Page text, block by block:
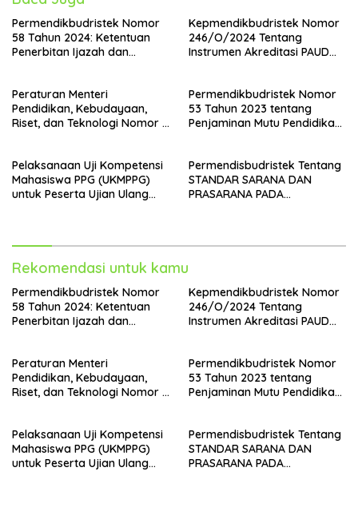
Permendikbudristek Nomor
58 Tahun 2024: Ketentuan
Penerbitan Ijazah dan
Kepmendikbudristek Nomor
246/O/2024 Tentang
Instrumen Akreditasi PAUD
Peraturan Menteri
Pendidikan, Kebudayaan,
Riset, dan Teknologi Nomor 8
Usia Dini, Jenjang Pendidikan
Dasar, dan Jenjang
Pendidikan Menengah
Permendikbudristek Nomor
53 Tahun 2023 tentang
Penjaminan Mutu Pendidikan
Pelaksanaan Uji Kompetensi
Mahasiswa PPG (UKMPPG)
untuk Peserta Ujian Ulang
Permendisbudristek Tentang
STANDAR SARANA DAN
PRASARANA PADA
PENDIDIKAN MENENGAH
Rekomendasi untuk kamu
Permendikbudristek Nomor
58 Tahun 2024: Ketentuan
Penerbitan Ijazah dan
Kepmendikbudristek Nomor
246/O/2024 Tentang
Instrumen Akreditasi PAUD
Peraturan Menteri
Pendidikan, Kebudayaan,
Riset, dan Teknologi Nomor 8
Usia Dini, Jenjang Pendidikan
Dasar, dan Jenjang
Pendidikan Menengah
Permendikbudristek Nomor
53 Tahun 2023 tentang
Penjaminan Mutu Pendidikan
Pelaksanaan Uji Kompetensi
Mahasiswa PPG (UKMPPG)
untuk Peserta Ujian Ulang
Permendisbudristek Tentang
STANDAR SARANA DAN
PRASARANA PADA